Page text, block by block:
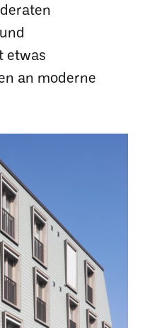
etwas
an moderne